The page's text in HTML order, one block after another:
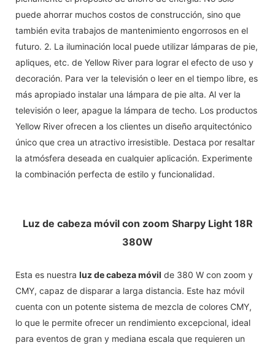
puede ahorrar muchos costos de construcción, sino que
también evita trabajos de mantenimiento engorrosos en el
futuro. 2. La iluminación local puede utilizar lámparas de pie,
apliques, etc. de Yellow River para lograr el efecto de uso y
decoración. Para ver la televisión o leer en el tiempo libre, es
más apropiado instalar una lámpara de pie alta. Al ver la
televisión o leer, apague la lámpara de techo. Los productos
Yellow River ofrecen a los clientes un diseño arquitectónico
único que crea un atractivo irresistible. Destaca por resaltar
la atmósfera deseada en cualquier aplicación. Experimente
la combinación perfecta de estilo y funcionalidad.
Luz de cabeza móvil con zoom Sharpy Light 18R
380W
Esta es nuestra luz de cabeza móvil de 380 W con zoom y
CMY, capaz de disparar a larga distancia. Este haz móvil
cuenta con un potente sistema de mezcla de colores CMY,
lo que le permite ofrecer un rendimiento excepcional, ideal
para eventos de gran y mediana escala que requieren un